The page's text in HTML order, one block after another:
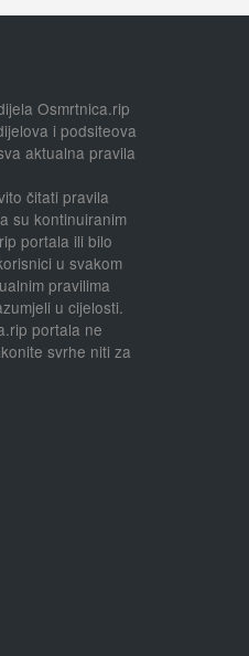
Osmrtnica.rip
i podsiteova
aktualna pravila
čitati pravila
su kontinuiranim
portala ili bilo
u svakom
pravilima
u cijelosti.
portala ne
svrhe niti za